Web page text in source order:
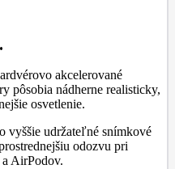
akcelerované
pôsobia nádherne realisticky,
osvetlenie.
vyššie udržateľné snímkové
odozvu pri
AirPodov.